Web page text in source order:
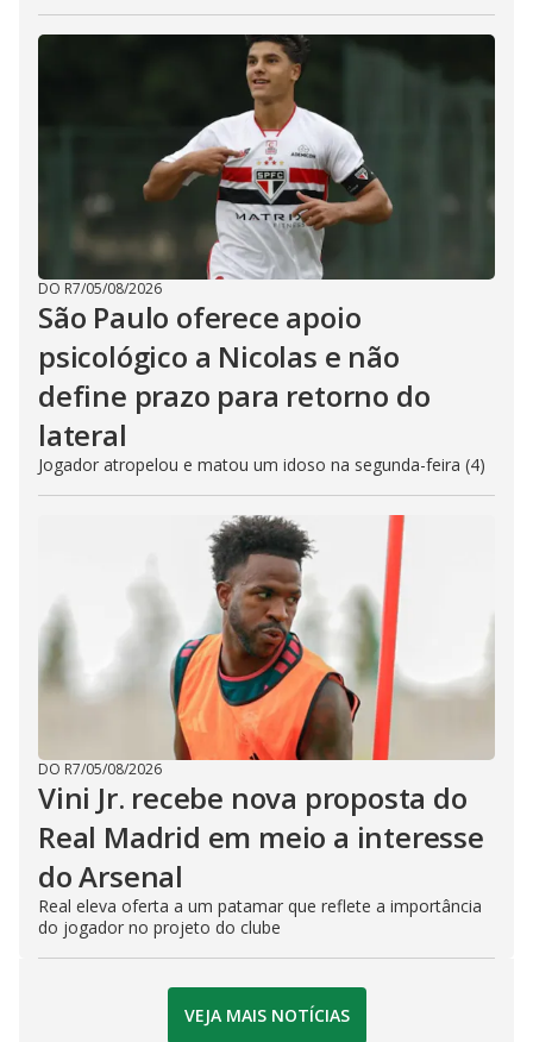
DO R7/05/08/2026
São Paulo oferece apoio
psicológico a Nicolas e não
define prazo para retorno do
lateral
Jogador atropelou e matou um idoso na segunda-feira (4)
DO R7/05/08/2026
Vini Jr. recebe nova proposta do
Real Madrid em meio a interesse
do Arsenal
Real eleva oferta a um patamar que reflete a importância
do jogador no projeto do clube
VEJA MAIS NOTÍCIAS